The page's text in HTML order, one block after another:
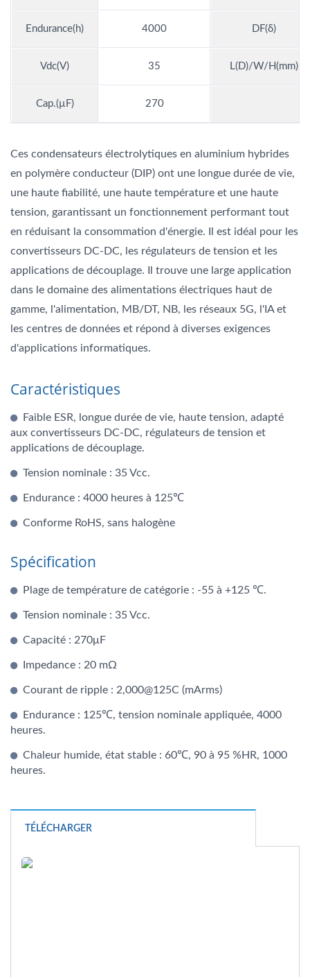
Endurance(h) 4000 DF(δ)
Vdc(V) 35 L(D)/W/H(mm)
Cap.(µF) 270
Ces condensateurs électrolytiques en aluminium hybrides
en polymère conducteur (DIP) ont une longue durée de vie,
une haute fiabilité, une haute température et une haute
tension, garantissant un fonctionnement performant tout
en réduisant la consommation d'énergie. Il est idéal pour les
convertisseurs DC-DC, les régulateurs de tension et les
applications de découplage. Il trouve une large application
dans le domaine des alimentations électriques haut de
gamme, l'alimentation, MB/DT, NB, les réseaux 5G, l'IA et
les centres de données et répond à diverses exigences
d'applications informatiques.
Caractéristiques
Faible ESR, longue durée de vie, haute tension, adapté
aux convertisseurs DC-DC, régulateurs de tension et
applications de découplage.
Tension nominale : 35 Vcc.
Endurance : 4000 heures à 125℃
Conforme RoHS, sans halogène
Spécification
Plage de température de catégorie : -55 à +125 ℃.
Tension nominale : 35 Vcc.
Capacité : 270μF
Impedance : 20 mΩ
Courant de ripple : 2,000@125C (mArms)
Endurance : 125℃, tension nominale appliquée, 4000
heures.
Chaleur humide, état stable : 60℃, 90 à 95 %HR, 1000
heures.
TÉLÉCHARGER